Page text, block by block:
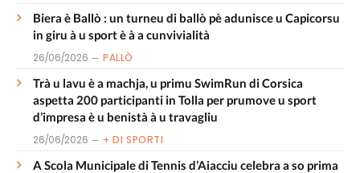
Biera è Ballò : un turneu di ballò pè adunisce u Capicorsu
in giru à u sport è à a cunvivialità
26/06/2026 PALLÒ
Trà u lavu è a machja, u primu SwimRun di Corsica
aspetta 200 participanti in Tolla per prumove u sport
d’impresa è u benistà à u travagliu
26/06/2026 + DI SPORTI
A Scola Municipale di Tennis d’Aiacciu celebra a so prima